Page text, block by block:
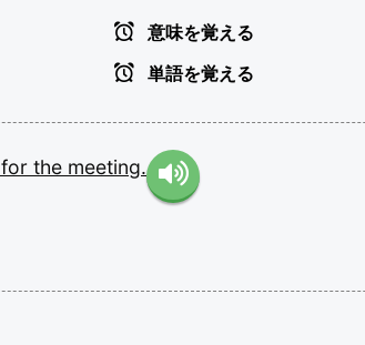
意味を覚える
単語を覚える
for the meeting.